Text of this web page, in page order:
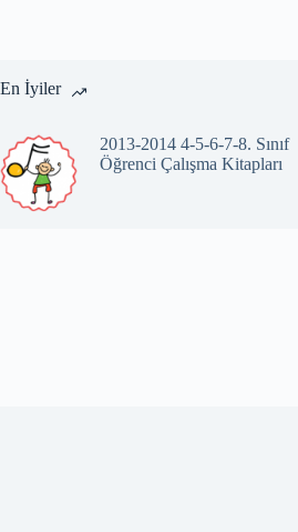
En İyiler
2013-2014 4-5-6-7-8. Sınıf
Öğrenci Çalışma Kitapları